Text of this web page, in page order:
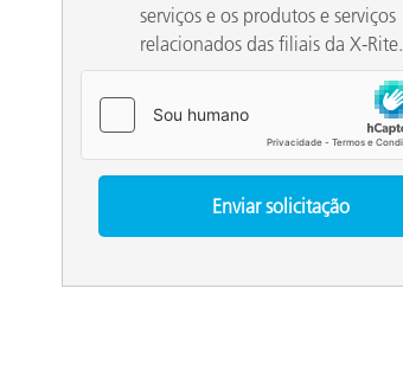
serviços e os produtos e serviços
relacionados das filiais da X-Rite.